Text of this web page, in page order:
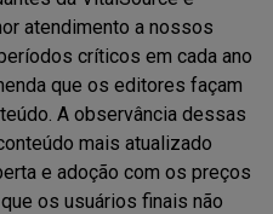
atendimento a nossos
críticos em cada ano
que os editores façam
A observância dessas
mais atualizado
e adoção com os preços
os usuários finais não